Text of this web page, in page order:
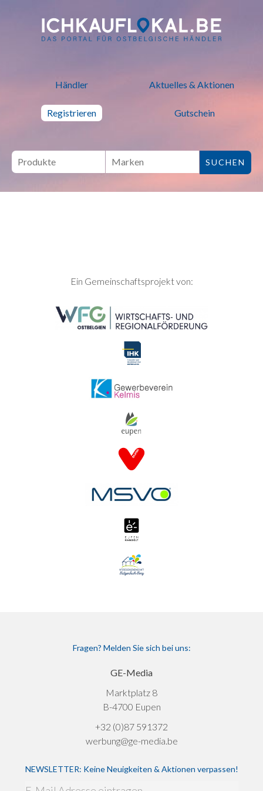
ich kauf lokal - Bei lokalen
Händler Aktuelles & Aktionen
Registrieren Gutschein
SEITENFUSSEin Gemeinschaftsprojekt von:
Fragen? Melden Sie sich bei uns:
GE-Media
Marktplatz 8
B-4700 Eupen
+32 (0)87 591372
werbung@ge-media.be
NEWSLETTER: Keine Neuigkeiten & Aktionen verpassen!